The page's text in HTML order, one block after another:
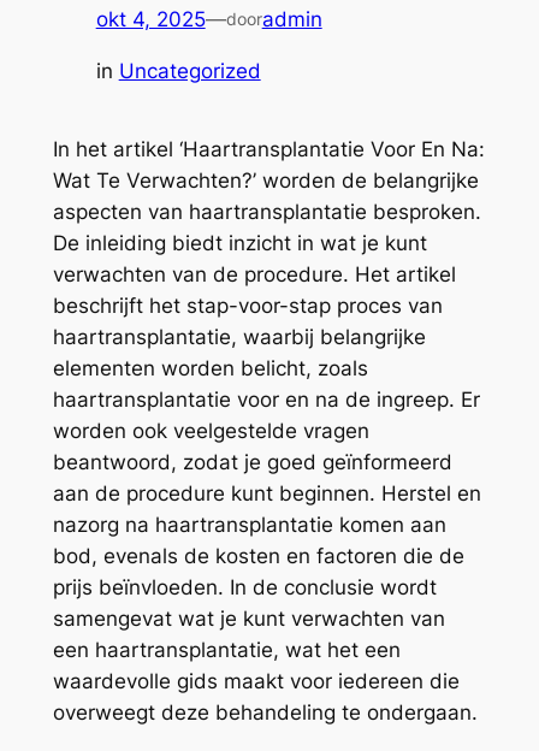
okt 4, 2025—dooradmin
in Uncategorized
In het artikel ‘Haartransplantatie Voor En Na:
Wat Te Verwachten?’ worden de belangrijke
aspecten van haartransplantatie besproken.
De inleiding biedt inzicht in wat je kunt
verwachten van de procedure. Het artikel
beschrijft het stap-voor-stap proces van
haartransplantatie, waarbij belangrijke
elementen worden belicht, zoals
haartransplantatie voor en na de ingreep. Er
worden ook veelgestelde vragen
beantwoord, zodat je goed geïnformeerd
aan de procedure kunt beginnen. Herstel en
nazorg na haartransplantatie komen aan
bod, evenals de kosten en factoren die de
prijs beïnvloeden. In de conclusie wordt
samengevat wat je kunt verwachten van
een haartransplantatie, wat het een
waardevolle gids maakt voor iedereen die
overweegt deze behandeling te ondergaan.